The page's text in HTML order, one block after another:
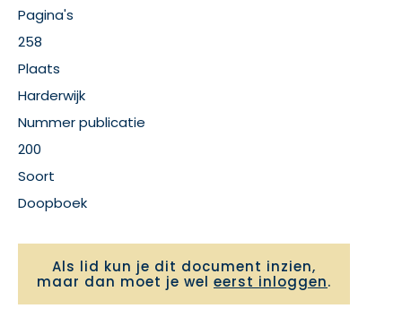
Pagina's
258
Plaats
Harderwijk
Nummer publicatie
200
Soort
Doopboek
Als lid kun je dit document inzien,
maar dan moet je wel eerst inloggen.